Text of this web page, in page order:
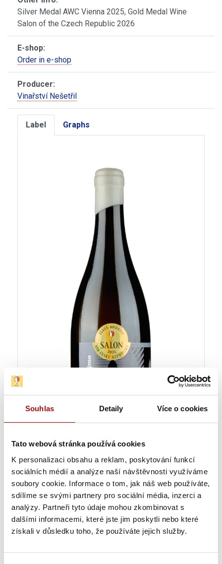
Souhlas Detaily Více o cookies
Tato webová stránka používá cookies
K personalizaci obsahu a reklam, poskytování funkcí
sociálních médií a analýze naší návštěvnosti využíváme
soubory cookie. Informace o tom, jak náš web používáte,
sdílíme se svými partnery pro sociální média, inzerci a
analýzy. Partneři tyto údaje mohou zkombinovat s
dalšími informacemi, které jste jim poskytli nebo které
získali v důsledku toho, že používáte jejich služby.
Silver Medal AWC Vienna 2025, Gold Medal Wine
Salon of the Czech Republic 2026
E-shop:
Order in e-shop
Producer:
Vinařství Nešetřil
Label Graphs
Previous wine Back to list of all wines